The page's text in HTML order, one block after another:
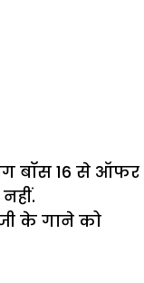
बॉस 16 से ऑफर
के गाने को